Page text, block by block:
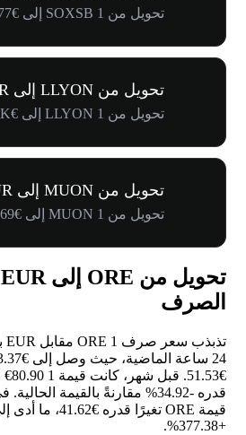
تحويل من 1 SOXSB إلى €35.77
تحويل من LLYON إلى EUR
تحويل من 1 LLYON إلى €1.03K
تحويل من MUON إلى EUR
تحويل من 1 MUON إلى €768.69
الصرف
تذبذب سعر صرف 1 ORE مقابل EUR بمقدار
قدره -34.92%
مقارنةً بالقيمة
قيمة ORE تغيرًا قدره €41.62، ما أدى إلى تغير قيمتها بمقدار
+377.38%
.